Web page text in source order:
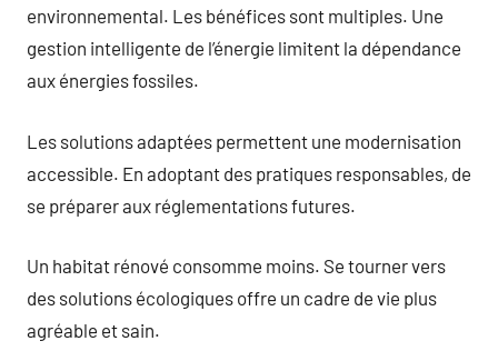
environnemental. Les bénéfices sont multiples. Une
gestion intelligente de l’énergie limitent la dépendance
aux énergies fossiles.
Les solutions adaptées permettent une modernisation
accessible. En adoptant des pratiques responsables, de
se préparer aux réglementations futures.
Un habitat rénové consomme moins. Se tourner vers
des solutions écologiques offre un cadre de vie plus
agréable et sain.